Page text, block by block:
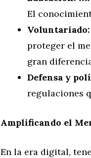
El
Voluntariado:
proteger el
gran
Defensa y
regulaciones
Amplificando el
En la era digital,